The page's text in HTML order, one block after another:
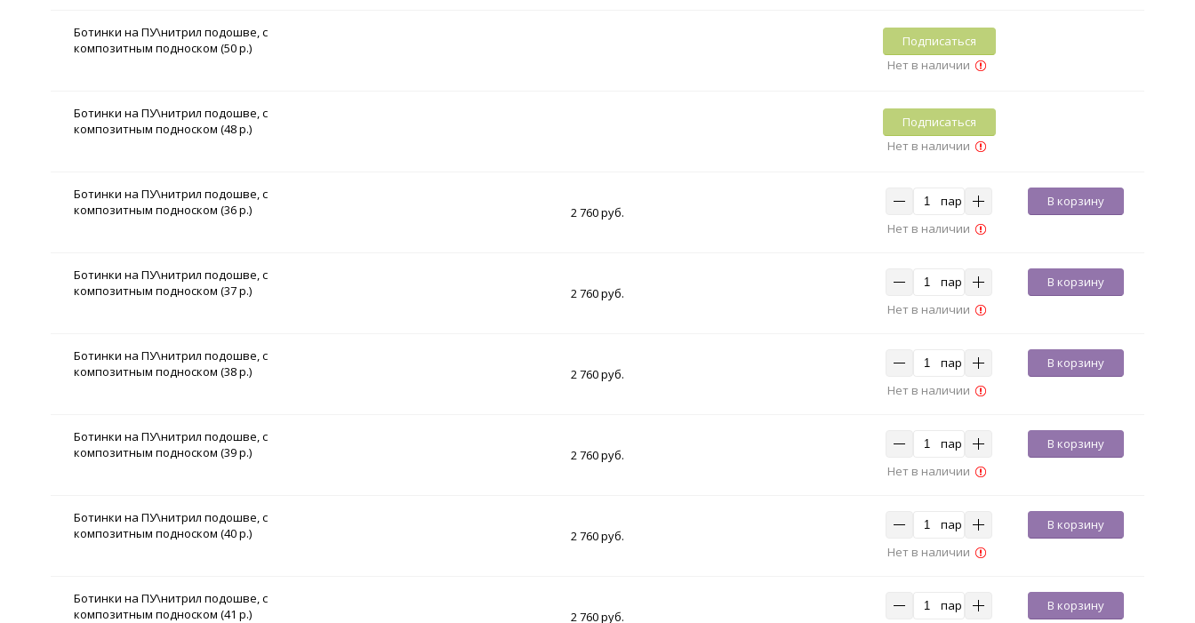
Ботинки на ПУ\нитрил подошве, с
композитным подноском (50 р.)
Подписаться
Нет в наличии
Ботинки на ПУ\нитрил подошве, с
композитным подноском (48 р.)
Подписаться
Нет в наличии
Ботинки на ПУ\нитрил подошве, с
композитным подноском (36 р.)
2 760 руб.
пар
В корзину
Нет в наличии
Ботинки на ПУ\нитрил подошве, с
композитным подноском (37 р.)
2 760 руб.
пар
В корзину
Нет в наличии
Ботинки на ПУ\нитрил подошве, с
композитным подноском (38 р.)
2 760 руб.
пар
В корзину
Нет в наличии
Ботинки на ПУ\нитрил подошве, с
композитным подноском (39 р.)
2 760 руб.
пар
В корзину
Нет в наличии
Ботинки на ПУ\нитрил подошве, с
композитным подноском (40 р.)
2 760 руб.
пар
В корзину
Нет в наличии
Ботинки на ПУ\нитрил подошве, с
композитным подноском (41 р.)
2 760 руб.
пар
В корзину